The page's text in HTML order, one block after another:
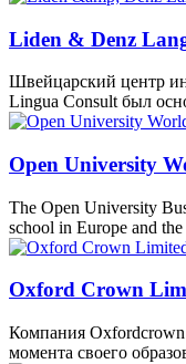
Liden & Denz
Швейцарский центр
Lingua Consult был
Open University
The Open University
school in Europe and
Oxford Crown
Компания Oxfordcrown
момента своего